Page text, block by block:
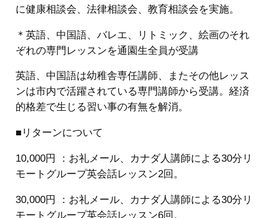
に健康相談会、法律相談会、教育相談会を実施。
＊英語、中国語、バレエ、リトミック、絵画のそれ
ぞれの専門レッスンを通園生全員が受講
英語、中国語は幼稚舎専任講師、またその他レッス
ンは市内で活躍されている専門講師から受講。経済
的格差で生じる習い事の有無を解消。
■リターンについて
10,000円 ：お礼メール、カナダ人講師による30分リ
モートグループ英会話レッスン2回。
30,000円 ：お礼メール、カナダ人講師による30分リ
モートグループ英会話レッスン6回。